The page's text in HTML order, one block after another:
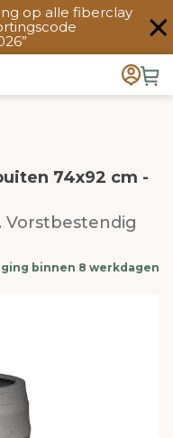
op alle fiberclay
74x92 cm -
binnen 8 werkdagen